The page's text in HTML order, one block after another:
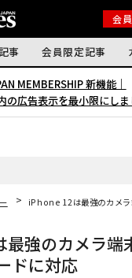
会
事 会員限定記事
MEMBERSHIP 新機能｜
の広告表示を最小限にしま
iPhone 12は最強のカメラ
強のカメラ端
ドに対応